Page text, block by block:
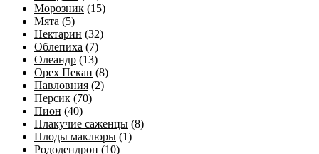
Морозник (15)
Мята (5)
Нектарин (32)
Облепиха (7)
Олеандр (13)
Орех Пекан (8)
Павловния (2)
Персик (70)
Пион (40)
Плакучие саженцы (8)
Плоды маклюры (1)
Рододендрон (10)